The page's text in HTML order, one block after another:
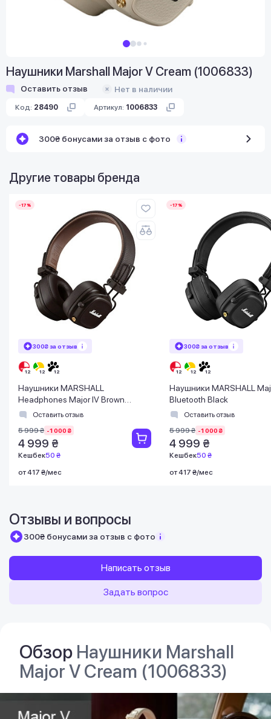
Наушники Marshall Major V Cream (1006833)
Оставить отзыв Нет в наличии
Код: 28490 Артикул: 1006833
300₴ бонусами за отзыв с фото
Другие товары бренда
-17%
300₴ за отзыв
Наушники MARSHALL
Headphones Major IV Brown
(1006127)
Оставить отзыв
5 999 ₴ -1 000 ₴
4 999 ₴
Кешбек50 ₴
от 417 ₴/мес
-17%
300₴ за отзыв
Наушники MARSHALL
Bluetooth Black
Оставить отзыв
5 999 ₴ -1 000 ₴
4 999 ₴
Кешбек50 ₴
от 417 ₴/мес
Отзывы и вопросы
300₴ бонусами за отзыв с фото
Написать отзыв
Задать вопрос
Обзор Наушники Marshall
Major V Cream (1006833)